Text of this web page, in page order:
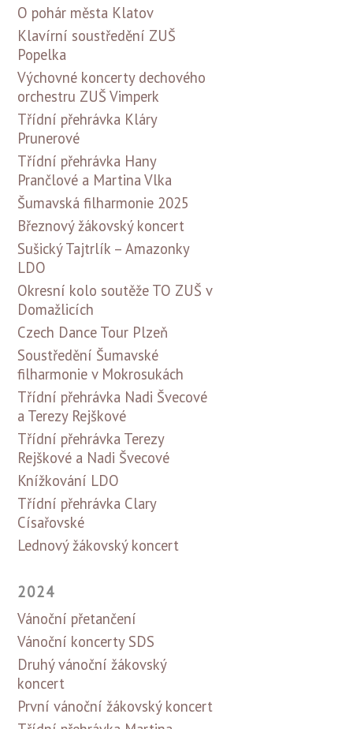
O pohár města Klatov
Klavírní soustředění ZUŠ
Popelka
Výchovné koncerty dechového
orchestru ZUŠ Vimperk
Třídní přehrávka Kláry
Prunerové
Třídní přehrávka Hany
Prančlové a Martina Vlka
Šumavská filharmonie 2025
Březnový žákovský koncert
Sušický Tajtrlík – Amazonky
LDO
Okresní kolo soutěže TO ZUŠ v
Domažlicích
Czech Dance Tour Plzeň
Soustředění Šumavské
filharmonie v Mokrosukách
Třídní přehrávka Nadi Švecové
a Terezy Rejškové
Třídní přehrávka Terezy
Rejškové a Nadi Švecové
Knížkování LDO
Třídní přehrávka Clary
Císařovské
Lednový žákovský koncert
2024
Vánoční přetančení
Vánoční koncerty SDS
Druhý vánoční žákovský
koncert
První vánoční žákovský koncert